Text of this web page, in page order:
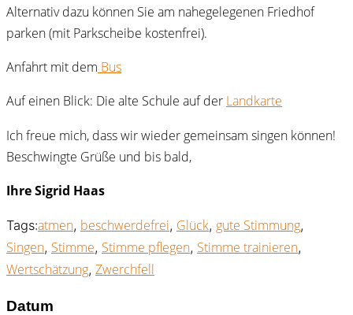
Alternativ dazu können Sie am nahegelegenen Friedhof
parken (mit Parkscheibe kostenfrei).
Anfahrt mit dem Bus
Auf einen Blick: Die alte Schule auf der Landkarte
Ich freue mich, dass wir wieder gemeinsam singen können!
Beschwingte Grüße und bis bald,
Ihre Sigrid Haas
Tags:atmen, beschwerdefrei, Glück, gute Stimmung,
Singen, Stimme, Stimme pflegen, Stimme trainieren,
Wertschätzung, Zwerchfell
Datum